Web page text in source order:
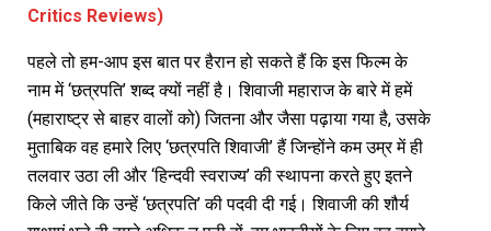
Critics Reviews)
पहले तो हम-आप इस बात पर हैरान हो सकते हैं कि इस फिल्म के
नाम में ‘छत्रपति’ शब्द क्यों नहीं है। शिवाजी महाराज के बारे में हमें
(महाराष्ट्र से बाहर वालों को) जितना और जैसा पढ़ाया गया है, उसके
मुताबिक वह हमारे लिए ‘छत्रपति शिवाजी’ हैं जिन्होंने कम उम्र में ही
तलवार उठा ली और ‘हिन्दवी स्वराज्य’ की स्थापना करते हुए इतने
किले जीते कि उन्हें ‘छत्रपति’ की पदवी दी गई। शिवाजी की शौर्य